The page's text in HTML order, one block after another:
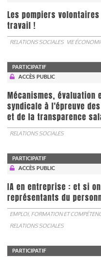
Les pompiers
travail !
RELATIONS SOCIALES VIE
PARTICIPATIF
ACCÈS PUBLIC
Mécanismes, évaluation
syndicale à l'épreuve
et de la transparence
RELATIONS SOCIALES
PARTICIPATIF
ACCÈS PUBLIC
IA en entreprise : et si
représentants du
EMPLOI, FORMATION ET
RELATIONS SOCIALES
PARTICIPATIF